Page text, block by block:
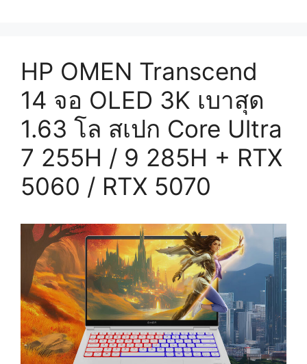
HP OMEN Transcend
14 จอ OLED 3K เบาสุด
1.63 โล สเปก Core Ultra
7 255H / 9 285H + RTX
5060 / RTX 5070